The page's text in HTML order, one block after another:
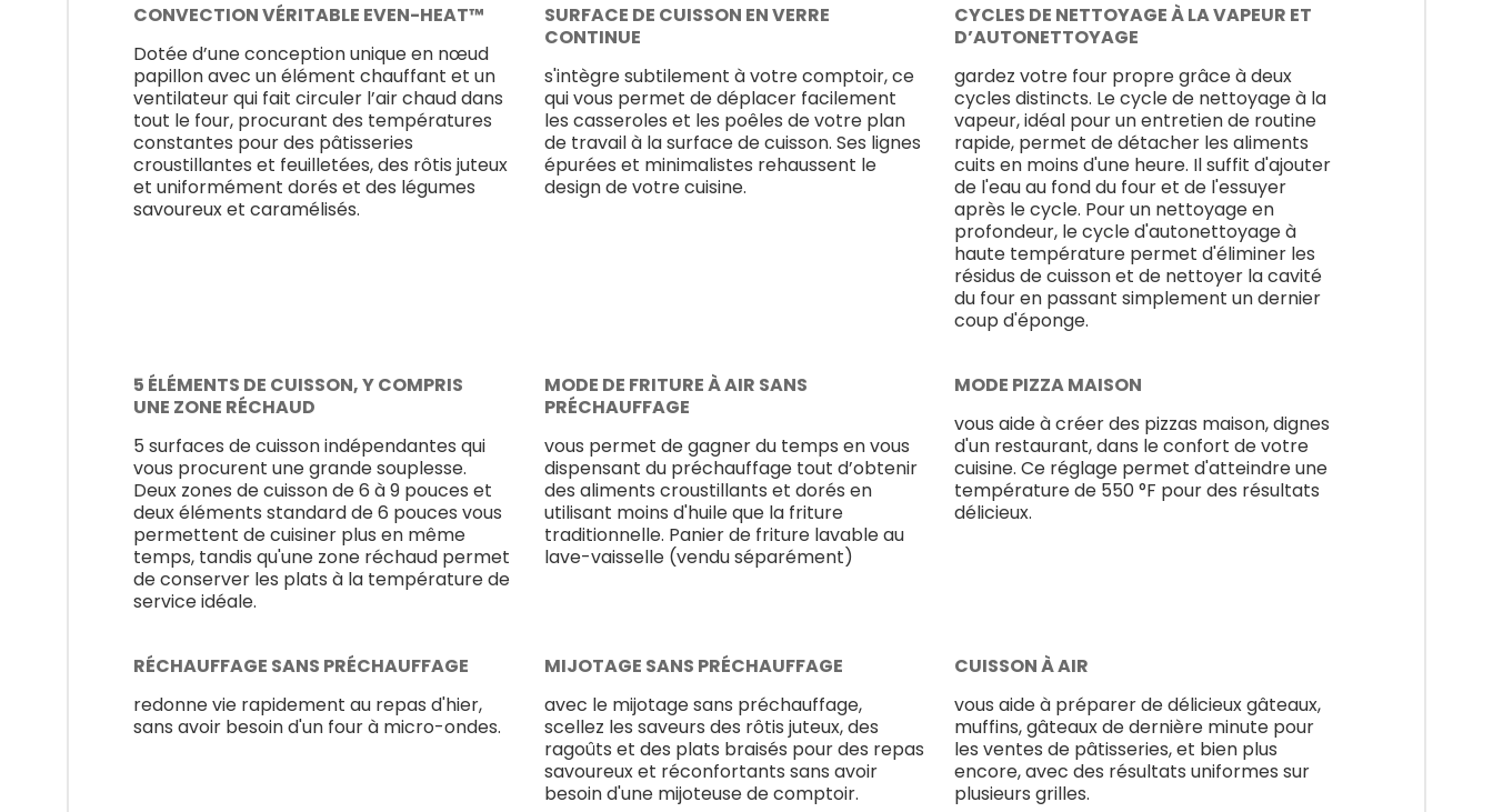
CONVECTION VÉRITABLE EVEN-HEAT™
Dotée d’une conception unique en nœud
papillon avec un élément chauffant et un
ventilateur qui fait circuler l’air chaud dans
tout le four, procurant des températures
constantes pour des pâtisseries
croustillantes et feuilletées, des rôtis juteux
et uniformément dorés et des légumes
savoureux et caramélisés.
SURFACE DE CUISSON EN VERRE
CONTINUE
s'intègre subtilement à votre comptoir, ce
qui vous permet de déplacer facilement
les casseroles et les poêles de votre plan
de travail à la surface de cuisson. Ses lignes
épurées et minimalistes rehaussent le
design de votre cuisine.
CYCLES DE NETTOYAGE À LA VAPEUR ET
D’AUTONETTOYAGE
gardez votre four propre grâce à deux
cycles distincts. Le cycle de nettoyage à la
vapeur, idéal pour un entretien de routine
rapide, permet de détacher les aliments
cuits en moins d'une heure. Il suffit d'ajouter
de l'eau au fond du four et de l'essuyer
après le cycle. Pour un nettoyage en
profondeur, le cycle d'autonettoyage à
haute température permet d'éliminer les
résidus de cuisson et de nettoyer la cavité
du four en passant simplement un dernier
coup d'éponge.
5 ÉLÉMENTS DE CUISSON, Y COMPRIS
UNE ZONE RÉCHAUD
5 surfaces de cuisson indépendantes qui
vous procurent une grande souplesse.
Deux zones de cuisson de 6 à 9 pouces et
deux éléments standard de 6 pouces vous
permettent de cuisiner plus en même
temps, tandis qu'une zone réchaud permet
de conserver les plats à la température de
service idéale.
MODE DE FRITURE À AIR SANS
PRÉCHAUFFAGE
vous permet de gagner du temps en vous
dispensant du préchauffage tout d’obtenir
des aliments croustillants et dorés en
utilisant moins d'huile que la friture
traditionnelle. Panier de friture lavable au
lave-vaisselle (vendu séparément)
MODE PIZZA MAISON
vous aide à créer des pizzas maison, dignes
d'un restaurant, dans le confort de votre
cuisine. Ce réglage permet d'atteindre une
température de 550 °F pour des résultats
délicieux.
RÉCHAUFFAGE SANS PRÉCHAUFFAGE
redonne vie rapidement au repas d'hier,
sans avoir besoin d'un four à micro-ondes.
MIJOTAGE SANS PRÉCHAUFFAGE
avec le mijotage sans préchauffage,
scellez les saveurs des rôtis juteux, des
ragoûts et des plats braisés pour des repas
savoureux et réconfortants sans avoir
besoin d'une mijoteuse de comptoir.
CUISSON À AIR
vous aide à préparer de délicieux gâteaux,
muffins, gâteaux de dernière minute pour
les ventes de pâtisseries, et bien plus
encore, avec des résultats uniformes sur
plusieurs grilles.